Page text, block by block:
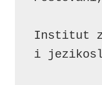
Institut
i